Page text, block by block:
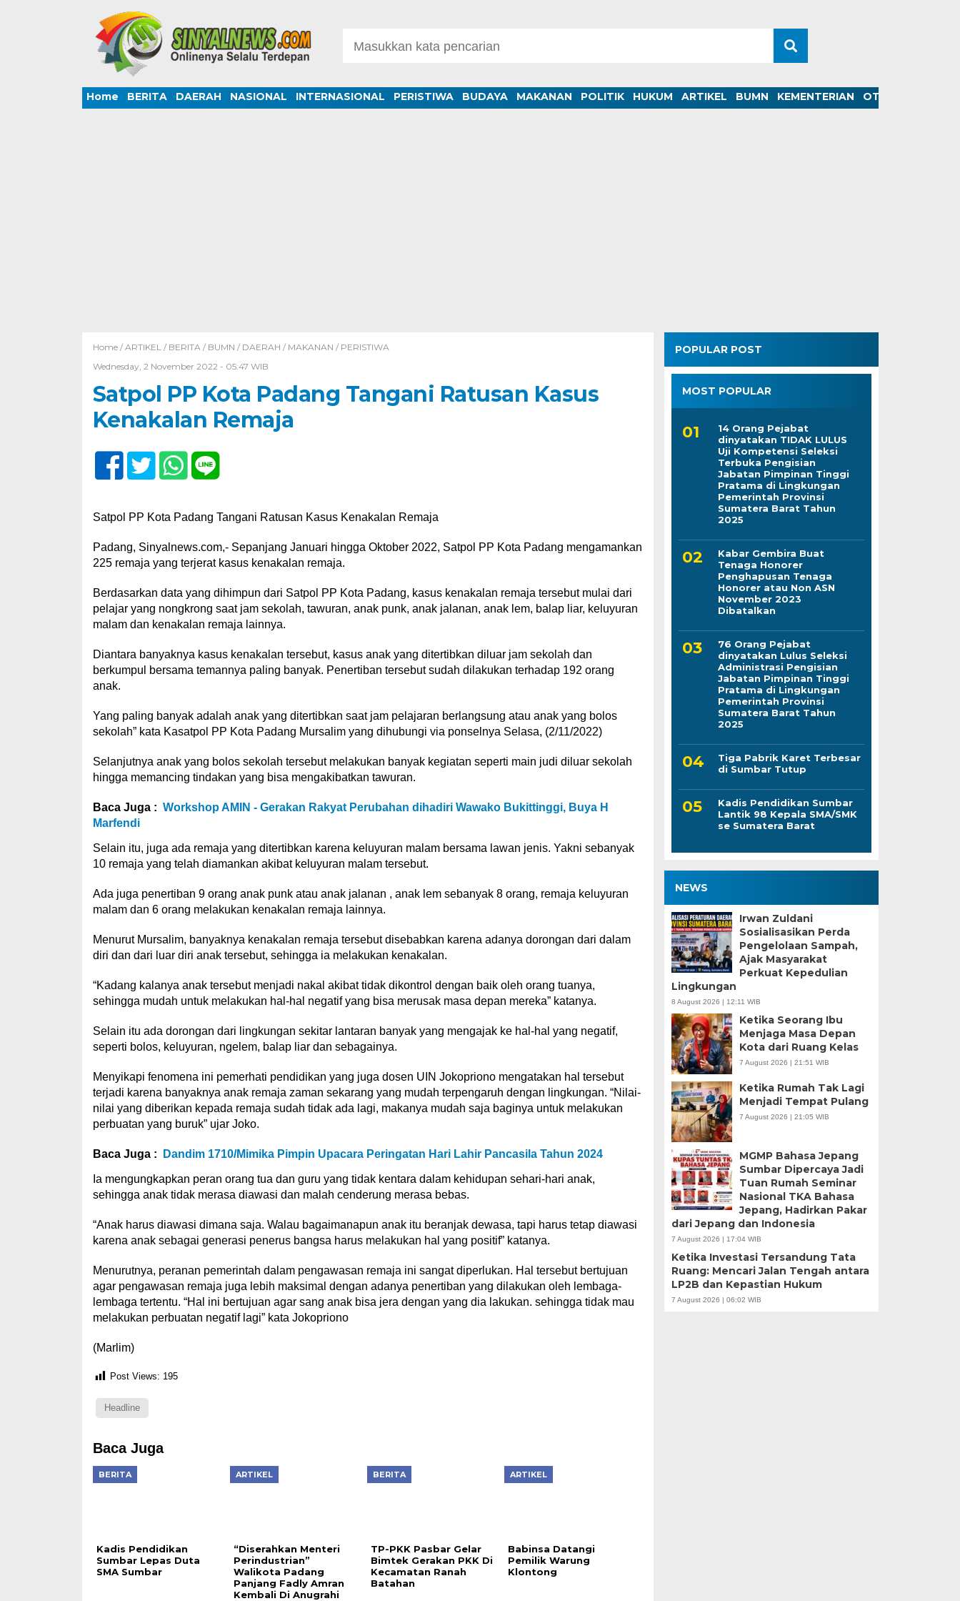
Home BERITA DAERAH NASIONAL INTERNASIONAL PERISTIWA BUDAYA MAKANAN POLITIK HUKUM ARTIKEL BUMN KEMENTERIAN OTOMOTIF
Home / ARTIKEL/ BERITA/ BUMN / DAERAH / MAKANAN / PERISTIWA
Wednesday, 2 November 2022 - 05:47 WIB
Satpol PP Kota Padang Tangani Ratusan Kasus
Kenakalan Remaja
Satpol PP Kota Padang Tangani Ratusan Kasus Kenakalan Remaja
Padang, Sinyalnews.com,- Sepanjang Januari hingga Oktober 2022, Satpol PP Kota Padang mengamankan
225 remaja yang terjerat kasus kenakalan remaja.
Berdasarkan data yang dihimpun dari Satpol PP Kota Padang, kasus kenakalan remaja tersebut mulai dari
pelajar yang nongkrong saat jam sekolah, tawuran, anak punk, anak jalanan, anak lem, balap liar, keluyuran
malam dan kenakalan remaja lainnya.
Diantara banyaknya kasus kenakalan tersebut, kasus anak yang ditertibkan diluar jam sekolah dan
berkumpul bersama temannya paling banyak. Penertiban tersebut sudah dilakukan terhadap 192 orang
anak.
Yang paling banyak adalah anak yang ditertibkan saat jam pelajaran berlangsung atau anak yang bolos
sekolah” kata Kasatpol PP Kota Padang Mursalim yang dihubungi via ponselnya Selasa, (2/11/2022)
Selanjutnya anak yang bolos sekolah tersebut melakukan banyak kegiatan seperti main judi diluar sekolah
hingga memancing tindakan yang bisa mengakibatkan tawuran.
Baca Juga : Workshop AMIN - Gerakan Rakyat Perubahan dihadiri Wawako Bukittinggi, Buya H
Marfendi
Selain itu, juga ada remaja yang ditertibkan karena keluyuran malam bersama lawan jenis. Yakni sebanyak
10 remaja yang telah diamankan akibat keluyuran malam tersebut.
Ada juga penertiban 9 orang anak punk atau anak jalanan , anak lem sebanyak 8 orang, remaja keluyuran
malam dan 6 orang melakukan kenakalan remaja lainnya.
Menurut Mursalim, banyaknya kenakalan remaja tersebut disebabkan karena adanya dorongan dari dalam
diri dan dari luar diri anak tersebut, sehingga ia melakukan kenakalan.
“Kadang kalanya anak tersebut menjadi nakal akibat tidak dikontrol dengan baik oleh orang tuanya,
sehingga mudah untuk melakukan hal-hal negatif yang bisa merusak masa depan mereka” katanya.
Selain itu ada dorongan dari lingkungan sekitar lantaran banyak yang mengajak ke hal-hal yang negatif,
seperti bolos, keluyuran, ngelem, balap liar dan sebagainya.
Menyikapi fenomena ini pemerhati pendidikan yang juga dosen UIN Jokopriono mengatakan hal tersebut
terjadi karena banyaknya anak remaja zaman sekarang yang mudah terpengaruh dengan lingkungan. “Nilai-
nilai yang diberikan kepada remaja sudah tidak ada lagi, makanya mudah saja baginya untuk melakukan
perbuatan yang buruk” ujar Joko.
Baca Juga : Dandim 1710/Mimika Pimpin Upacara Peringatan Hari Lahir Pancasila Tahun 2024
Ia mengungkapkan peran orang tua dan guru yang tidak kentara dalam kehidupan sehari-hari anak,
sehingga anak tidak merasa diawasi dan malah cenderung merasa bebas.
“Anak harus diawasi dimana saja. Walau bagaimanapun anak itu beranjak dewasa, tapi harus tetap diawasi
karena anak sebagai generasi penerus bangsa harus melakukan hal yang positif” katanya.
Menurutnya, peranan pemerintah dalam pengawasan remaja ini sangat diperlukan. Hal tersebut bertujuan
agar pengawasan remaja juga lebih maksimal dengan adanya penertiban yang dilakukan oleh lembaga-
lembaga tertentu. “Hal ini bertujuan agar sang anak bisa jera dengan yang dia lakukan. sehingga tidak mau
melakukan perbuatan negatif lagi” kata Jokopriono
(Marlim)
Post Views: 195
Headline
Baca Juga
BERITA
Kadis Pendidikan
Sumbar Lepas Duta
SMA Sumbar
ARTIKEL
“Diserahkan Menteri
Perindustrian”
Walikota Padang
Panjang Fadly Amran
Kembali Di Anugrahi
BERITA
TP-PKK Pasbar Gelar
Bimtek Gerakan PKK Di
Kecamatan Ranah
Batahan
ARTIKEL
Babinsa Datangi
POPULAR POST
MOST POPULAR
14 Orang Pejabat
dinyatakan TIDAK LULUS
Uji Kompetensi Seleksi
Terbuka Pengisian
Jabatan Pimpinan Tinggi
Pratama di Lingkungan
Pemerintah Provinsi
Sumatera Barat Tahun
2025
Kabar Gembira Buat
Tenaga Honorer
Penghapusan Tenaga
Honorer atau Non ASN
November 2023
Dibatalkan
76 Orang Pejabat
dinyatakan Lulus Seleksi
Administrasi Pengisian
Jabatan Pimpinan Tinggi
Pratama di Lingkungan
Pemerintah Provinsi
Sumatera Barat Tahun
2025
Tiga Pabrik Karet Terbesar
di Sumbar Tutup
Kadis Pendidikan Sumbar
Lantik 98 Kepala SMA/SMK
se Sumatera Barat
NEWS
Irwan Zuldani
Sosialisasikan Perda
Pengelolaan Sampah,
Ajak Masyarakat
Perkuat Kepedulian
Lingkungan
8 August 2026 | 12:11 WIB
Ketika Seorang Ibu
Menjaga Masa Depan
Kota dari Ruang Kelas
7 August 2026 | 21:51 WIB
Ketika Rumah Tak Lagi
Menjadi Tempat Pulang
7 August 2026 | 21:05 WIB
MGMP Bahasa Jepang
Sumbar Dipercaya Jadi
Tuan Rumah Seminar
Nasional TKA Bahasa
Jepang, Hadirkan Pakar
dari Jepang dan Indonesia
7 August 2026 | 17:04 WIB
Ketika Investasi Tersandung Tata
Ruang: Mencari Jalan Tengah antara
LP2B dan Kepastian Hukum
7 August 2026 | 06:02 WIB